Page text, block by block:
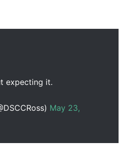
expecting it.
May 23,